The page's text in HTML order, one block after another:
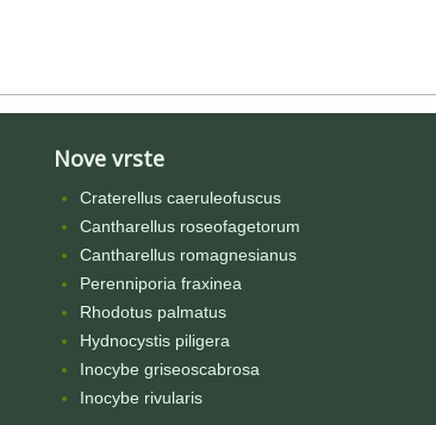
Nove vrste
Craterellus caeruleofuscus
Cantharellus roseofagetorum
Cantharellus romagnesianus
Perenniporia fraxinea
Rhodotus palmatus
Hydnocystis piligera
Inocybe griseoscabrosa
Inocybe rivularis